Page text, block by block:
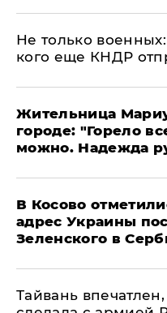
Не только
кого еще КНДР
Жительница
городе: "Горело
можно. Надежда
В Косово
адрес Украины
Зеленского в
Тайвань